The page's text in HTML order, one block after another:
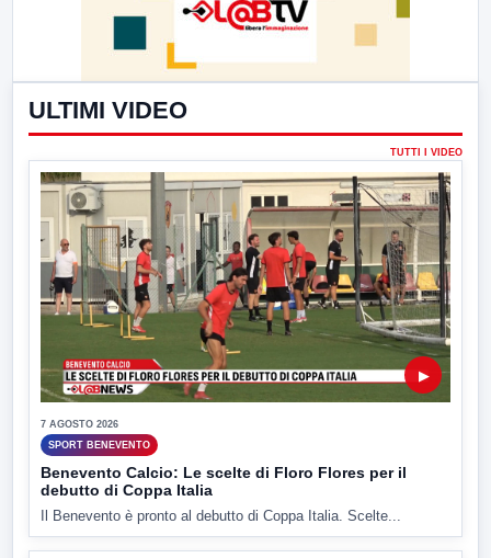
ULTIMI VIDEO
TUTTI I VIDEO
▶
7 AGOSTO 2026
SPORT BENEVENTO
Benevento Calcio: Le scelte di Floro Flores per il
debutto di Coppa Italia
Il Benevento è pronto al debutto di Coppa Italia. Scelte...